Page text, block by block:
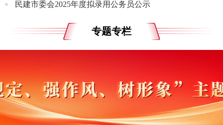
民建市委会2025年度拟录用公务员公示
专题专栏